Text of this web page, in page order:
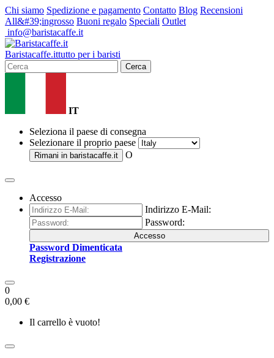
Chi siamo Spedizione e pagamento Contatto Blog Recensioni
All&#39;ingrosso Buoni regalo Speciali Outlet
info@baristacaffe.it
Baristacaffe.ittutto per i baristi
Cerca
IT
Seleziona il paese di consegna
Selezionare il proprio paese
Rimani in baristacaffe.it O
Accesso
Indirizzo E-Mail:
Password:
Accesso
Password Dimenticata
Registrazione
0
0,00 €
Il carrello è vuoto!